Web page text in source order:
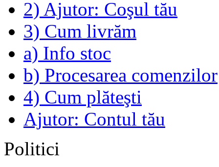
2) Ajutor: Coşul tău
3) Cum livrăm
a) Info stoc
b) Procesarea comenzilor
4) Cum plăteşti
Ajutor: Contul tău
Politici